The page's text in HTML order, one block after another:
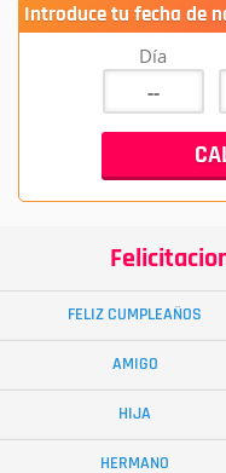
Introduce tu fecha de
Día
FELIZ CUMPLEAÑOS
AMIGO
HIJA
HERMANO